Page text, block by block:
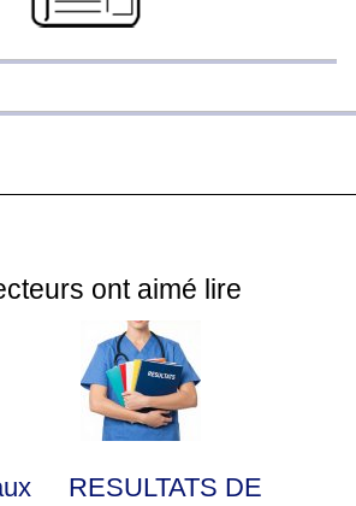
ont aimé lire
RESULTATS DE